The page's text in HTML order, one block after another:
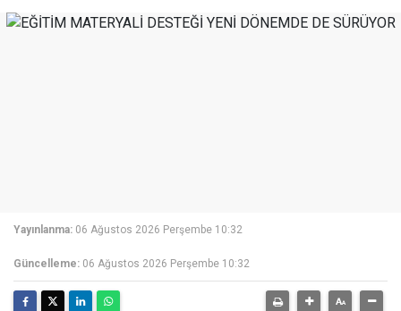
Yayınlanma: 06 Ağustos 2026 Perşembe 10:32
Güncelleme: 06 Ağustos 2026 Perşembe 10:32